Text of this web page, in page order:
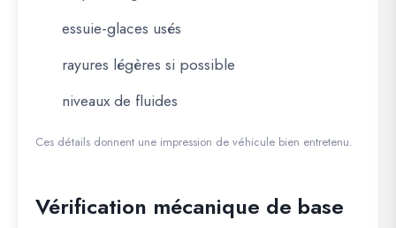
essuie-glaces usés
rayures légères si possible
niveaux de fluides
Ces détails donnent une impression de véhicule bien entretenu.
Vérification mécanique de base